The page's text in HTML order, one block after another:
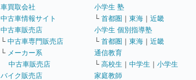
車買取会社
中古車情報サイト
中古車販売店
└ 中古車専門販売店
└ メーカー系
中古車販売店
バイク販売店
小学生 塾
└ 首都圏 ｜ 東海 ｜ 近畿
小学生 個別指導塾
└ 首都圏 ｜ 東海 ｜ 近畿
通信教育
└ 高校生 ｜ 中学生 ｜ 小学生
家庭教師